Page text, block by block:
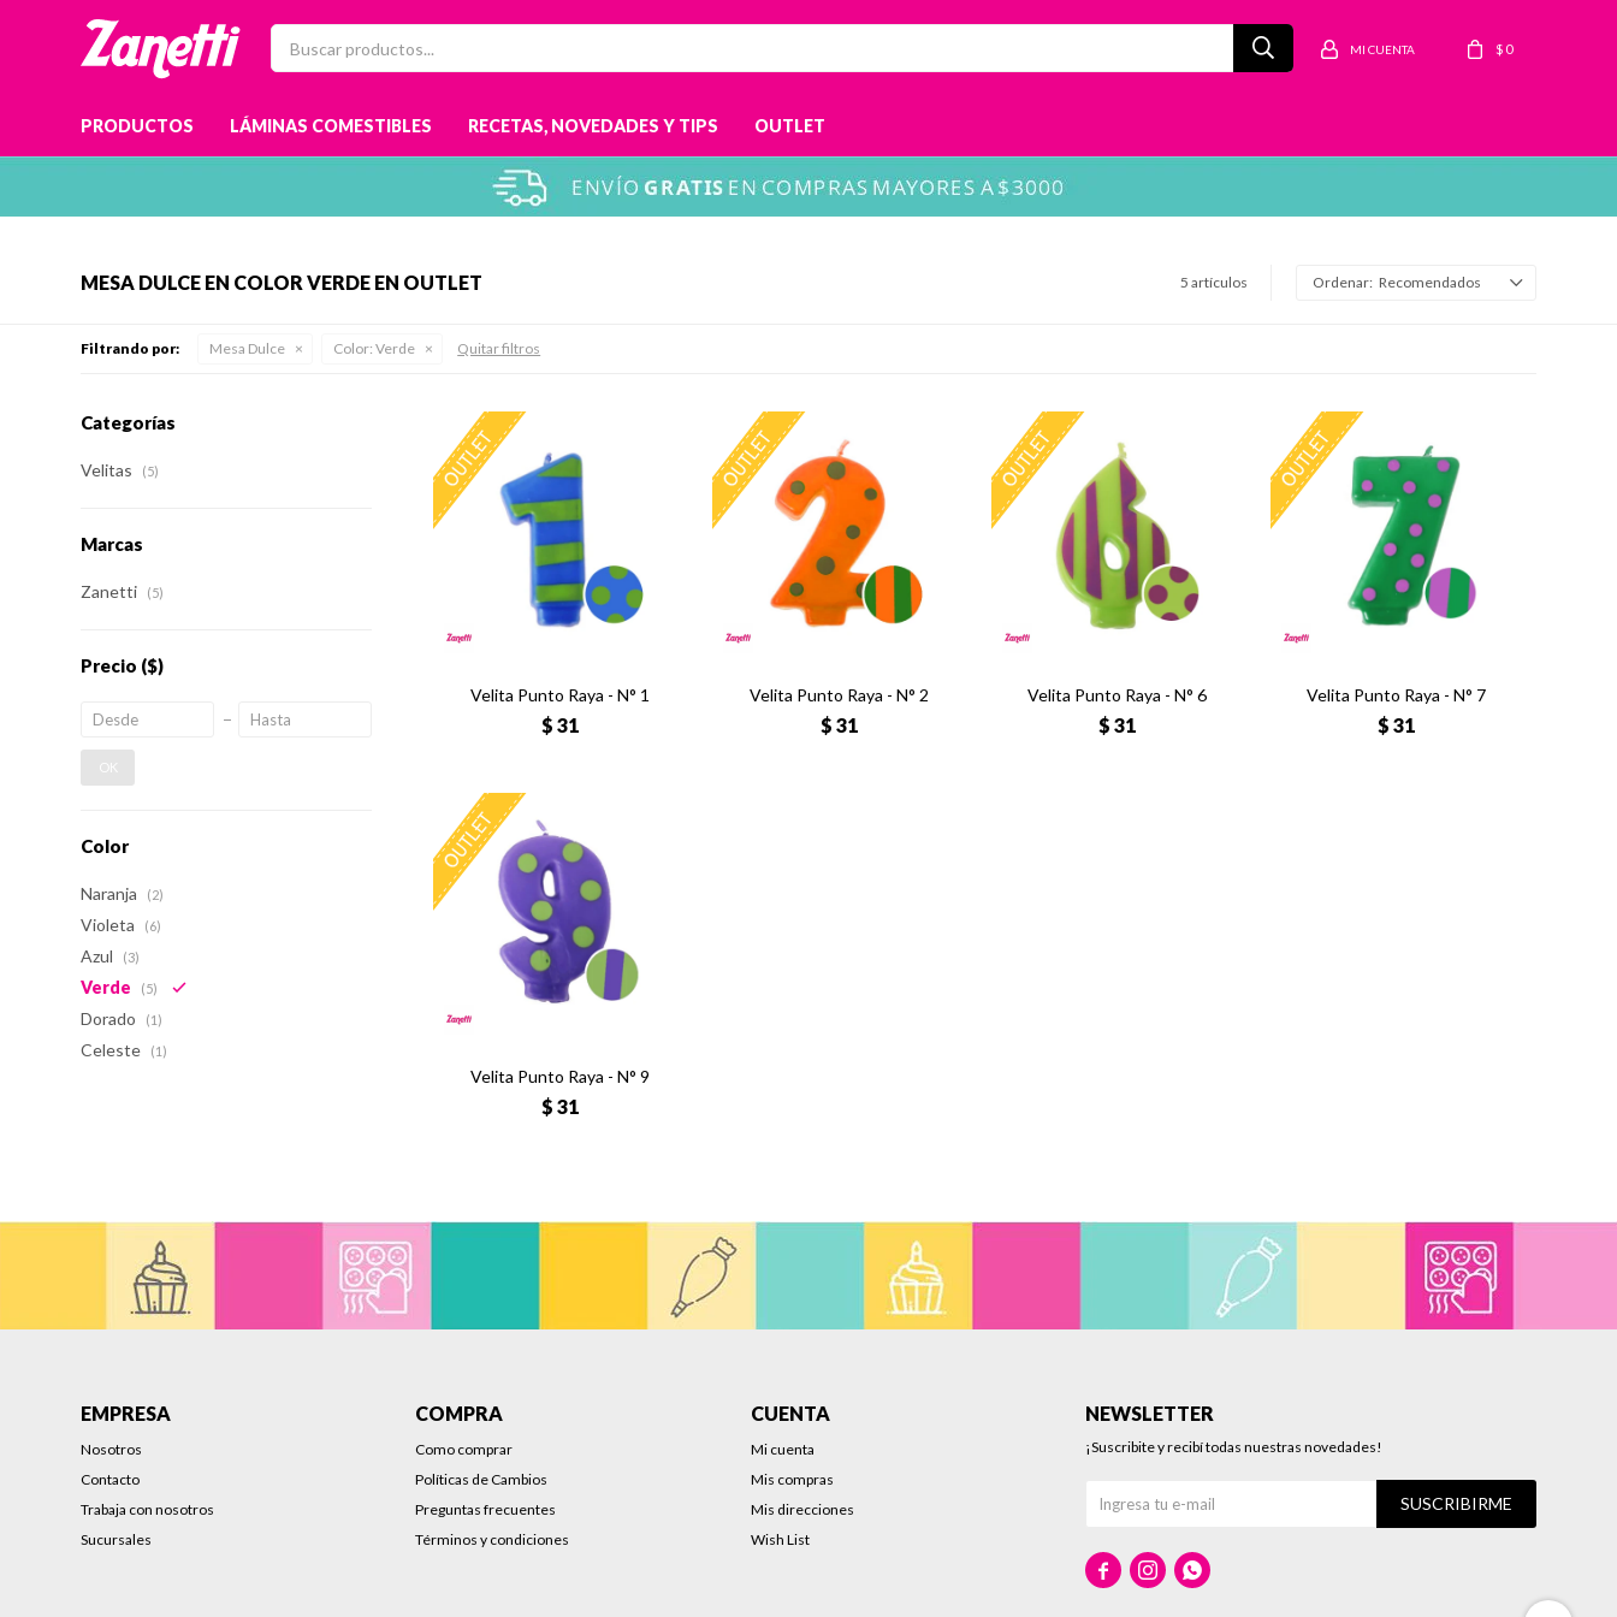
PRODUCTOS LÁMINAS COMESTIBLES RECETAS, NOVEDADES Y TIPS OUTLET
$ 0
MESA DULCE EN COLOR VERDE EN OUTLET 5 artículos Recomendados
Filtrando por: Mesa Dulce Color: Verde Quitar filtros
Velita Punto Raya - N° 1
$ 31
Velita Punto Raya - N° 2
$ 31
Velita Punto Raya - N° 6
$ 31
Velita Punto Raya - N° 7
$ 31
Velita Punto Raya - N° 9
$ 31
Categorías
Velitas (5)
Marcas
Zanetti (5)
Precio ($)
OK
Color
Naranja (2)
Violeta (6)
Azul (3)
Verde (5)
Dorado (1)
Celeste (1)
EMPRESA
Nosotros
Contacto
Trabaja con nosotros
Sucursales
COMPRA
Como comprar
Políticas de Cambios
Preguntas frecuentes
Términos y condiciones
CUENTA
Mi cuenta
Mis compras
Mis direcciones
Wish List
NEWSLETTER
¡Suscribite y recibí todas nuestras novedades!
SUSCRIBIRME
  